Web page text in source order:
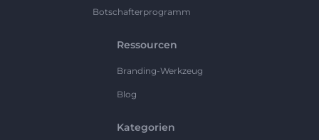
Botschafterprogramm
Ressourcen
Branding-Werkzeug
Blog
Kategorien